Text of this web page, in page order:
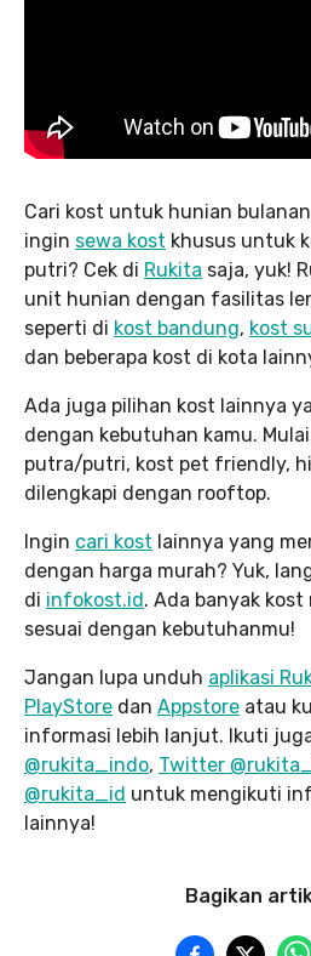
Cari kost untuk hunian
ingin sewa kost khusus untuk
putri? Cek di Rukita saja, yuk!
unit hunian dengan fasilitas
seperti di kost bandung, kost
dan beberapa kost di kota
Ada juga pilihan kost lainnya
dengan kebutuhan kamu.
putra/putri, kost pet friendly,
dilengkapi dengan rooftop.
Ingin cari kost lainnya yang
dengan harga murah? Yuk,
di infokost.id. Ada banyak
sesuai dengan kebutuhanmu!
Jangan lupa unduh aplikasi
PlayStore dan Appstore atau
informasi lebih lanjut. Ikuti
@rukita_indo, Twitter
@rukita_id untuk mengikuti
lainnya!
Bagikan